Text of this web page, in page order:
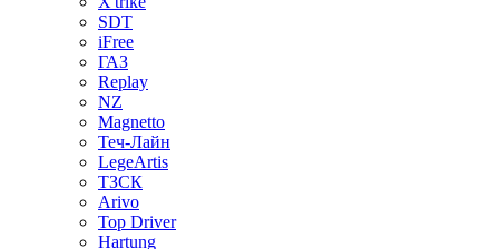
SDT
iFree
ГАЗ
Replay
NZ
Magnetto
Теч-Лайн
LegeArtis
ТЗСК
Arivo
Top Driver
Hartung